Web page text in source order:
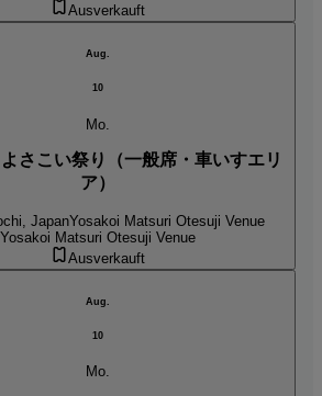
Ausverkauft
Aug.
10
Mo.
さこい祭り（一般席・車いすエリ
ア）
JapanYosakoi Matsuri Otesuji Venue
Yosakoi Matsuri Otesuji Venue
Ausverkauft
Aug.
10
Mo.